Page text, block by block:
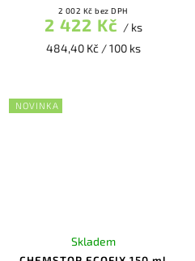
2 002 Kč bez DPH
2 422 Kč / ks
484,40 Kč / 100 ks
NOVINKA
Skladem